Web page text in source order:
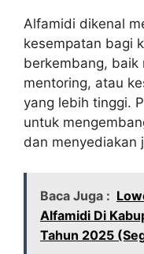
Alfamidi dikenal
kesempatan bagi
berkembang, baik
mentoring, atau
yang lebih tinggi.
untuk
dan menyediakan
Baca Juga :
Alfamidi Di
Tahun 2025